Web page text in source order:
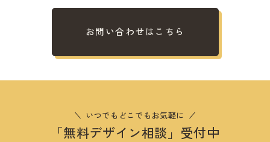
お問い合わせはこちら
いつでもどこでもお気軽に
「無料デザイン相談」受付中